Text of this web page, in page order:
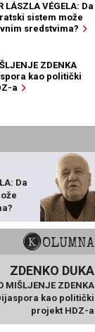
LÁSZLA VÉGELA: Da
sistem može
sredstvima?
ZDENKA
kao politički
a
Da
KOLUMNA
ZDENKO DUKA
MIŠLJENJE ZDENKA
kao politički
projekt HDZ-a